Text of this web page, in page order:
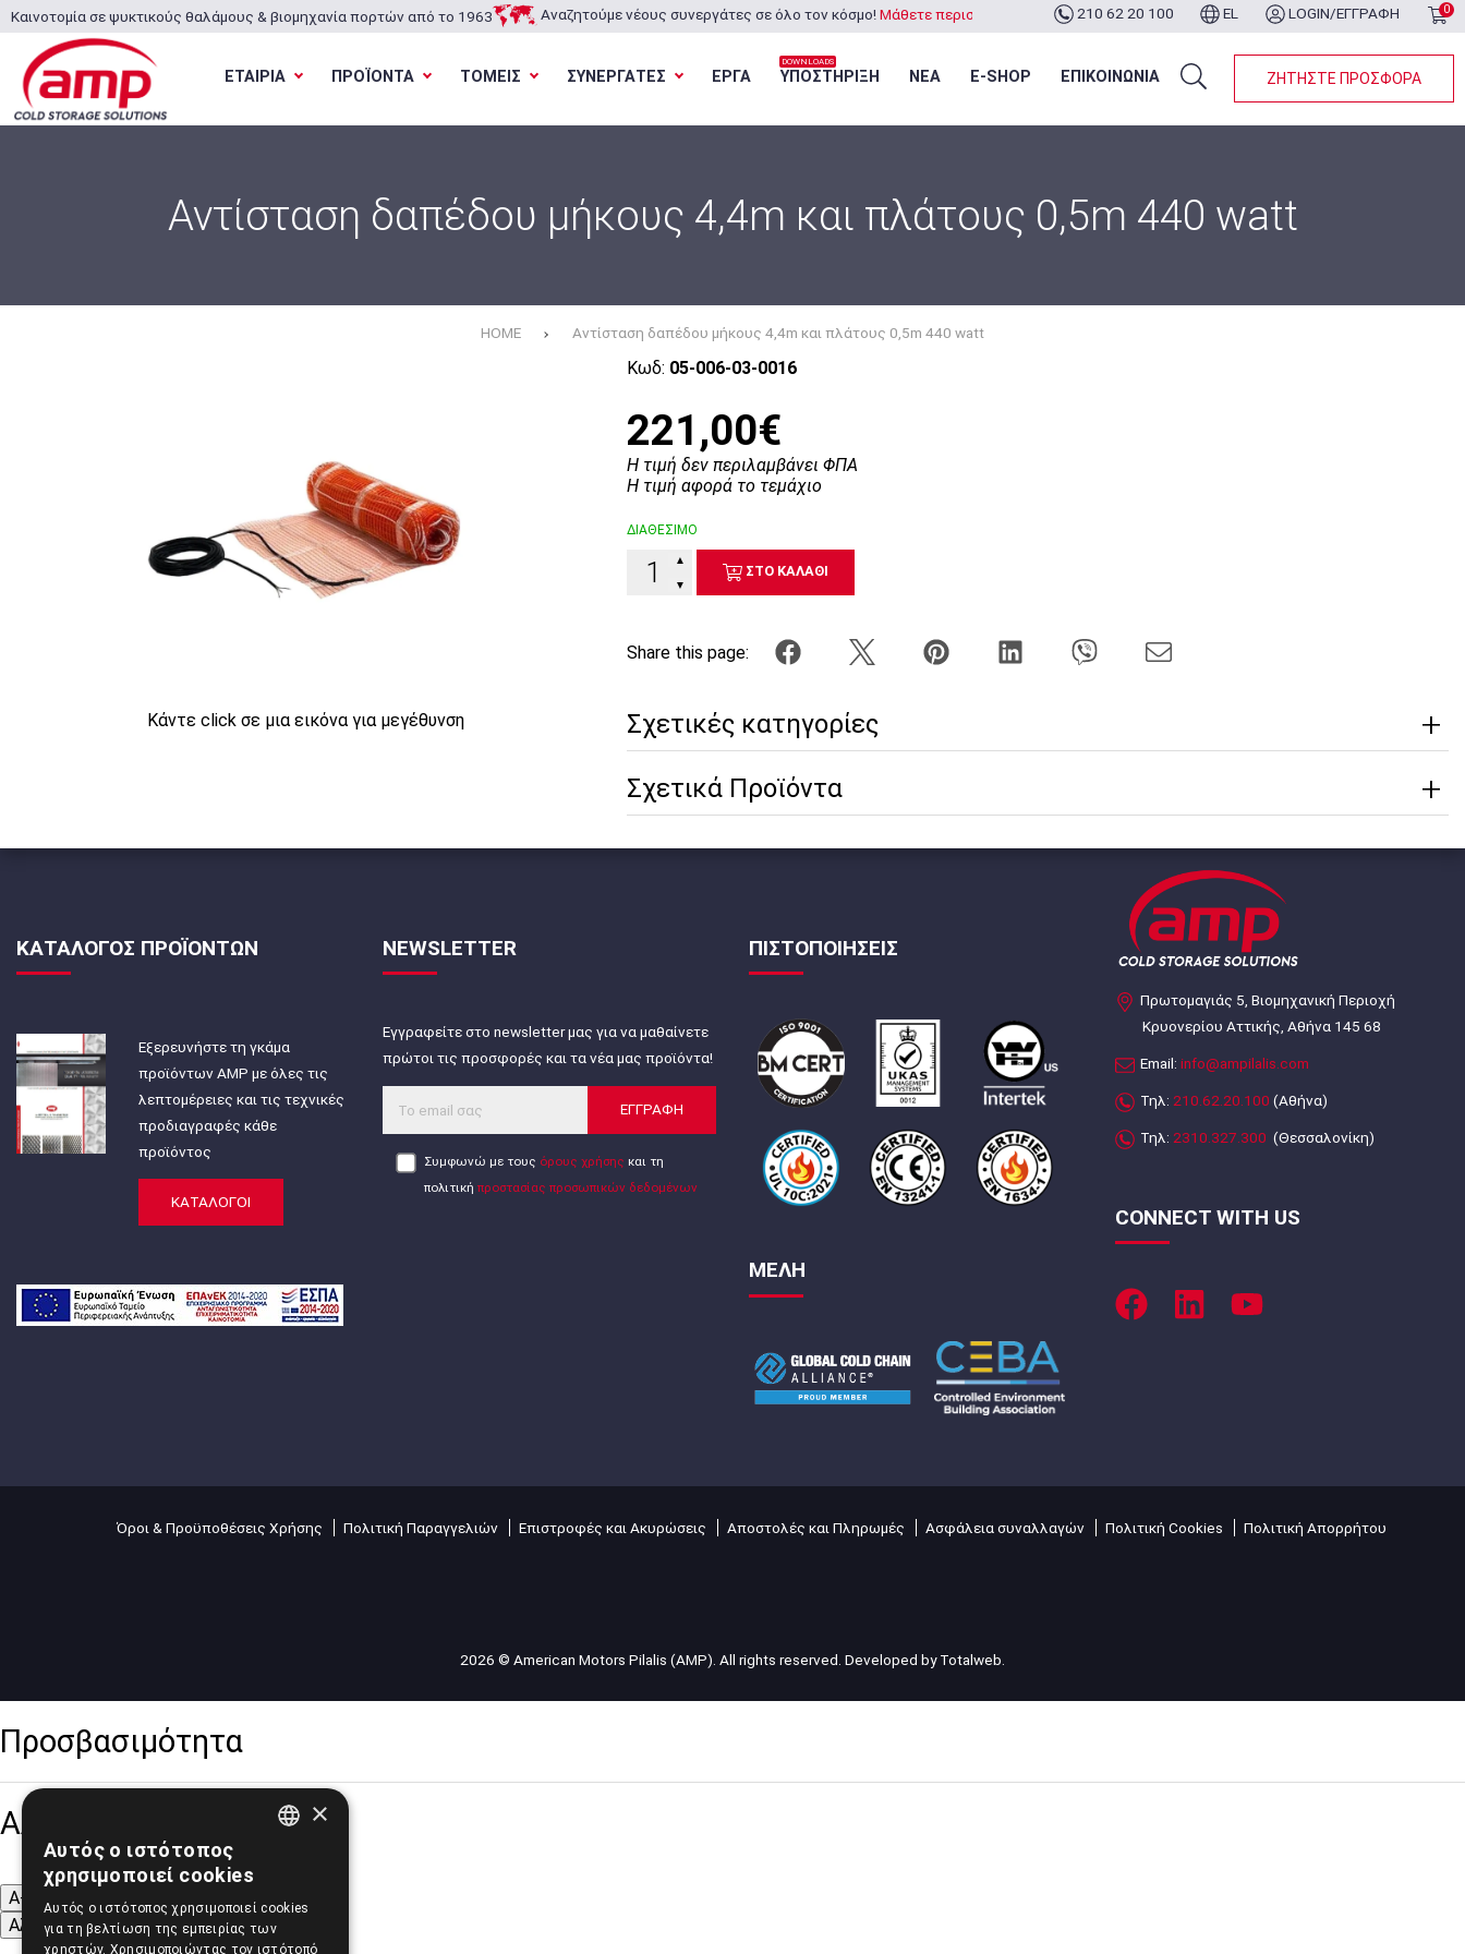
Καινοτομία σε ψυκτικούς θαλάμους & βιομηχανία πορτών από το 1963 Αναζητούμε νέους συνεργάτες σε όλο τον κόσμο! Μάθετε περισσότερα... 210 62 20 100 EL LOGIN/ΕΓΓΡΑΦΗ 0
ΕΤΑΙΡΙΑ ΠΡΟΪΟΝΤΑ ΤΟΜΕΙΣ ΣΥΝΕΡΓΑΤΕΣ ΕΡΓΑ ΥΠΟΣΤΗΡΙΞΗ
DOWNLOADS
ΝΕΑ E-SHOP ΕΠΙΚΟΙΝΩΝΙΑ ΖΗΤΗΣΤΕ ΠΡΟΣΦΟΡΑ
Αντίσταση δαπέδου μήκους 4,4m και πλάτους 0,5m 440 watt
HOME Αντίσταση δαπέδου μήκους 4,4m και πλάτους 0,5m 440 watt
Κάντε click σε μια εικόνα για μεγέθυνση
Κωδ: 05-006-03-0016
221,00€
Η τιμή δεν περιλαμβάνει ΦΠΑ
Η τιμή αφορά το τεμάχιο
ΔΙΑΘΕΣΙΜΟ
▼
▲
ΣΤΟ ΚΑΛΑΘΙ
Share this page:
Σχετικές κατηγορίες
Σχετικά Προϊόντα
ΚΑΤΑΛΟΓΟΣ ΠΡΟΪΟΝΤΩΝ
Εξερευνήστε τη γκάμα
προϊόντων AMP με όλες τις
λεπτομέρειες και τις τεχνικές
προδιαγραφές κάθε
προϊόντος
ΚΑΤΑΛΟΓΟΙ
NEWSLETTER
Εγγραφείτε στο newsletter μας για να μαθαίνετε
πρώτοι τις προσφορές και τα νέα μας προϊόντα!
ΕΓΓΡΑΦΗ
Συμφωνώ με τους όρους χρήσης και τη
πολιτική προστασίας προσωπικών δεδομένων
ΠΙΣΤΟΠΟΙΗΣΕΙΣ
ΜΕΛΗ
Πρωτομαγιάς 5, Βιομηχανική Περιοχή
Κρυονερίου Αττικής, Αθήνα 145 68
Email: info@ampilalis.com
Τηλ: 210.62.20.100 (Αθήνα)
Τηλ: 2310.327.300 (Θεσσαλονίκη)
CONNECT WITH US
Όροι & Προϋποθέσεις Χρήσης Πολιτική Παραγγελιών Επιστροφές και Ακυρώσεις Αποστολές και Πληρωμές Ασφάλεια συναλλαγών Πολιτική Cookies Πολιτική Απορρήτου
2026 © American Motors Pilalis (AMP). All rights reserved. Developed byTotalweb
Προσβασιμότητα
Αλλαγή Μεγέθους
A-
Αλλαγή Γραμματοσειράς
×
Αυτός ο ιστότοπος
χρησιμοποιεί cookies
Αυτός ο ιστότοπος χρησιμοποιεί cookies
για τη βελτίωση της εμπειρίας των
χρηστών. Χρησιμοποιώντας τον ιστότοπό